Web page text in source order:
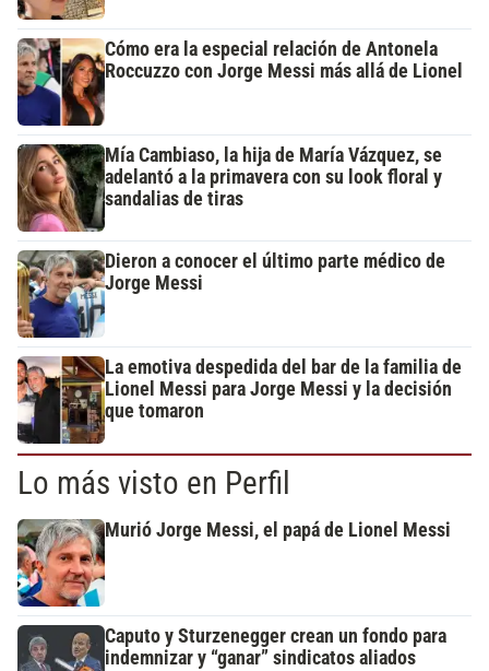
Cómo era la especial relación de Antonela
Roccuzzo con Jorge Messi más allá de Lionel
Mía Cambiaso, la hija de María Vázquez, se
adelantó a la primavera con su look floral y
sandalias de tiras
Dieron a conocer el último parte médico de
Jorge Messi
La emotiva despedida del bar de la familia de
Lionel Messi para Jorge Messi y la decisión
que tomaron
Lo más visto en Perfil
Murió Jorge Messi, el papá de Lionel Messi
Caputo y Sturzenegger crean un fondo para
indemnizar y “ganar” sindicatos aliados